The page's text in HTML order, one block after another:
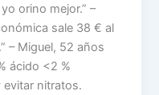
orino mejor.” –
sale 38 € al
– Miguel, 52 años
ácido <2 %
evitar nitratos.